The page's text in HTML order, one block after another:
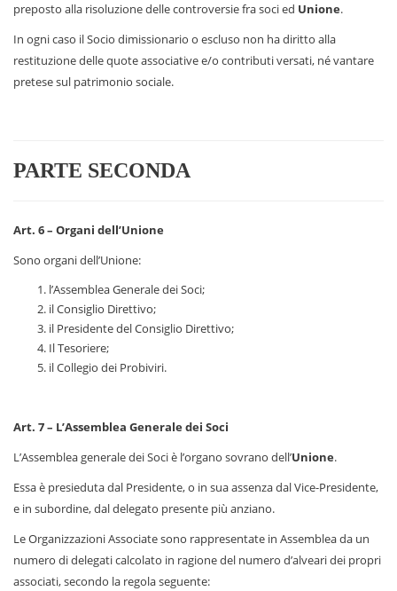
preposto alla risoluzione delle controversie fra soci ed Unione.
In ogni caso il Socio dimissionario o escluso non ha diritto alla
restituzione delle quote associative e/o contributi versati, né vantare
pretese sul patrimonio sociale.
PARTE SECONDA
Art. 6 – Organi dell’Unione
Sono organi dell’Unione:
l’Assemblea Generale dei Soci;
il Consiglio Direttivo;
il Presidente del Consiglio Direttivo;
Il Tesoriere;
il Collegio dei Probiviri.
Art. 7 – L’Assemblea Generale dei Soci
L’Assemblea generale dei Soci è l’organo sovrano dell’Unione.
Essa è presieduta dal Presidente, o in sua assenza dal Vice-Presidente,
e in subordine, dal delegato presente più anziano.
Le Organizzazioni Associate sono rappresentate in Assemblea da un
numero di delegati calcolato in ragione del numero d’alveari dei propri
associati, secondo la regola seguente: